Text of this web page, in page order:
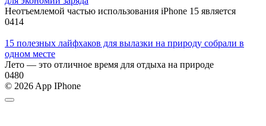
Неотъемлемой частью использования iPhone 15 является
0414
15 полезных лайфхаков для вылазки на природу собрали в
одном месте
Лето — это отличное время для отдыха на природе
0480
© 2026 App IPhone